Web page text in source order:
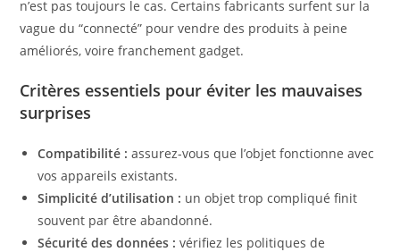
n’est pas toujours le cas. Certains fabricants surfent sur la
vague du “connecté” pour vendre des produits à peine
améliorés, voire franchement gadget.
Critères essentiels pour éviter les mauvaises
surprises
Compatibilité : assurez-vous que l’objet fonctionne avec
vos appareils existants.
Simplicité d’utilisation : un objet trop compliqué finit
souvent par être abandonné.
Sécurité des données : vérifiez les politiques de